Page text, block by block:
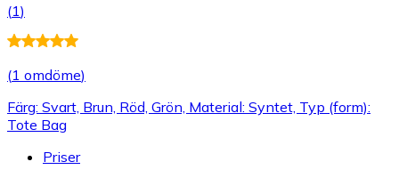
(1)
(1 omdöme)
Färg: Svart, Brun, Röd, Grön, Material: Syntet, Typ (form):
Tote Bag
Priser